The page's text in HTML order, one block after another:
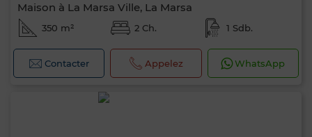
Maison à La Marsa Ville, La Marsa
350 m² 2 Ch. 1 Sdb.
Contacter Appelez WhatsApp